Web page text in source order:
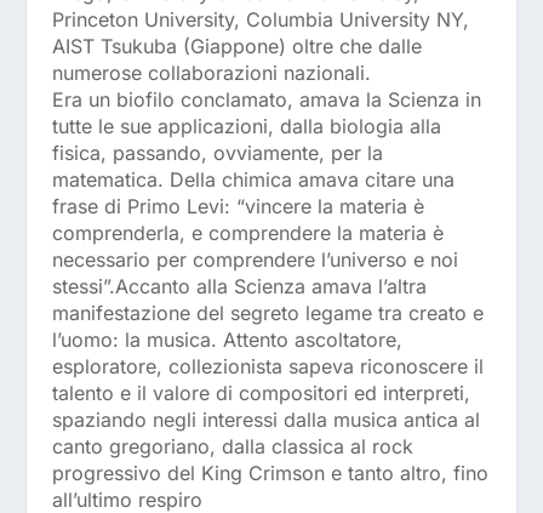
Princeton University, Columbia University NY,
AIST Tsukuba (Giappone) oltre che dalle
numerose collaborazioni nazionali.
Era un biofilo conclamato, amava la Scienza in
tutte le sue applicazioni, dalla biologia alla
fisica, passando, ovviamente, per la
matematica. Della chimica amava citare una
frase di Primo Levi: “vincere la materia è
comprenderla, e comprendere la materia è
necessario per comprendere l’universo e noi
stessi”.Accanto alla Scienza amava l’altra
manifestazione del segreto legame tra creato e
l’uomo: la musica. Attento ascoltatore,
esploratore, collezionista sapeva riconoscere il
talento e il valore di compositori ed interpreti,
spaziando negli interessi dalla musica antica al
canto gregoriano, dalla classica al rock
progressivo del King Crimson e tanto altro, fino
all’ultimo respiro